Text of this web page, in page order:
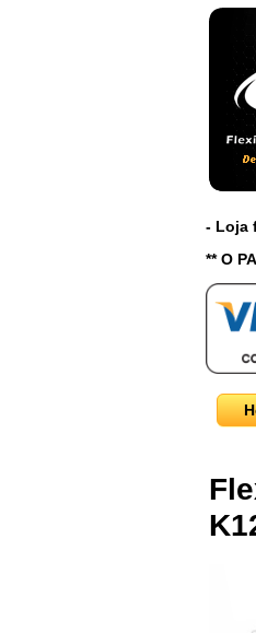
- Loja
** O